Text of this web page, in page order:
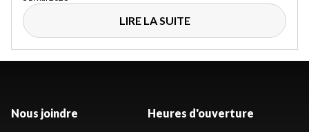
LIRE LA SUITE
Nous joindre Heures d'ouverture